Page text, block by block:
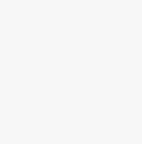
die fairen und
zahlreichen Zuschauern
Ein besonderer Dank gilt
aus
können unsere Kinder
und spielen. Dafür